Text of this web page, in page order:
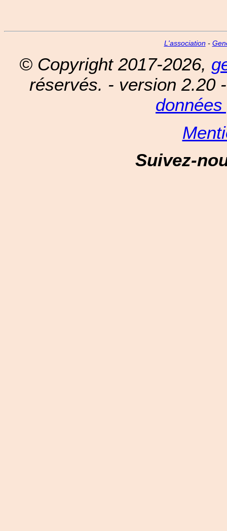
L'association-
© Copyright 2017-2026,
réservés. - version 2.20
Suivez-